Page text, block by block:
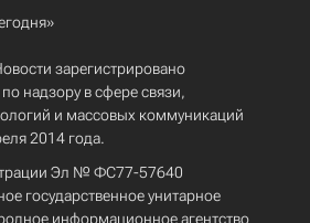
зарегистрировано
надзору в сфере связи,
и массовых коммуникаций
2014 года.
Эл № ФС77-57640
государственное унитарное
информационное агентство